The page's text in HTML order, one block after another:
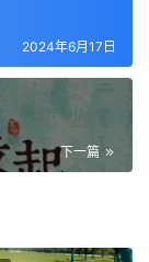
2024年6月17日
下一篇